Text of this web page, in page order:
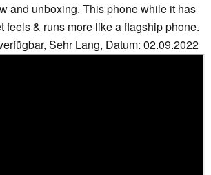
and unboxing. This phone while it has
feels & runs more like a flagship phone.
Sehr Lang, Datum: 02.09.2022